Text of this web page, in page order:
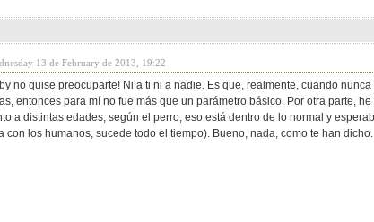
13 de February de 2013, 19:22
no quise preocuparte! Ni a ti ni a nadie. Es que, realmente, cuando
entonces para mí no fue más que un parámetro básico. Por otra parte,
a distintas edades, según el perro, eso está dentro de lo normal y
con los humanos, sucede todo el tiempo). Bueno, nada, como te han